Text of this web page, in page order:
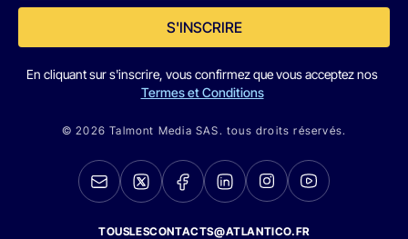
S'INSCRIRE
En cliquant sur s'inscrire, vous confirmez que vous acceptez nos
Termes et Conditions
© 2026 Talmont Media SAS. tous droits réservés.
TOUSLESCONTACTS@ATLANTICO.FR